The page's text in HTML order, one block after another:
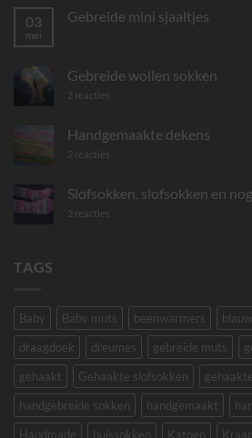
03
mei
Gebreide mini sjaaltjes
Gebreide
mini
sjaaltjes
Gebreide wollen sokken
2 reacties
Handgemaakte dekens
2 reacties
Slofsokken, slofsokken en
2 reacties
TAGS
Baby Baby muts beenwarmers blauw
draagdoek
dreumes gebreide muts
gehaakt
Gehaakte slofsokken
handgebreide sokken
handgemaakt
Handmade
huissokken Katoen